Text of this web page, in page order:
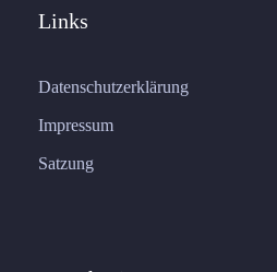
Links
Datenschutzerklärung
Impressum
Satzung